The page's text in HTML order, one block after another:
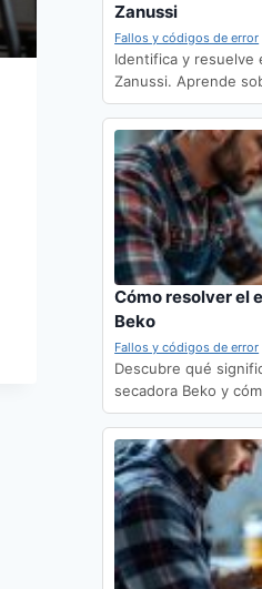
Zanussi
Fallos y códigos de error
Identifica y resuelve
Zanussi. Aprende
Cómo resolver el
Beko
Fallos y códigos de error
Descubre qué
secadora Beko y